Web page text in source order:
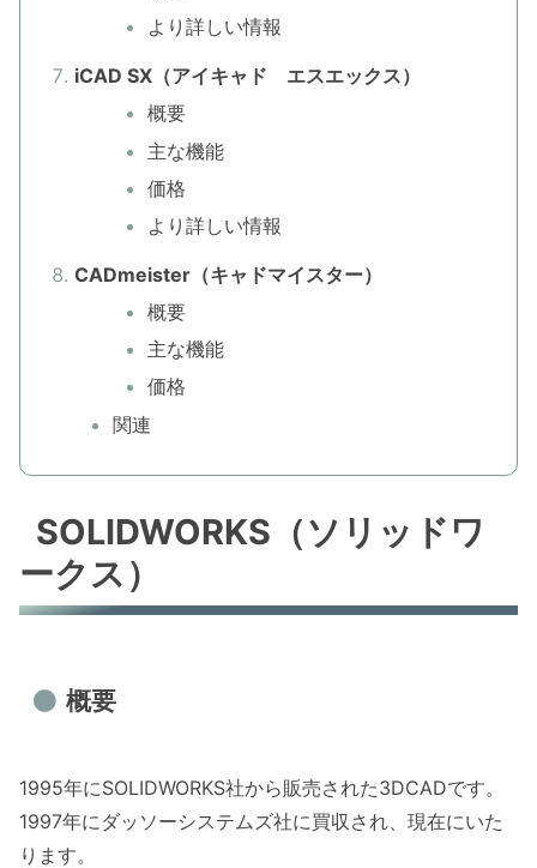
より詳しい情報
iCAD SX（アイキャド エスエックス）
概要
主な機能
価格
より詳しい情報
CADmeister（キャドマイスター）
概要
主な機能
価格
関連
SOLIDWORKS（ソリッドワ
ークス）
概要
1995年にSOLIDWORKS社から販売された3DCADです。
1997年にダッソーシステムズ社に買収され、現在にいた
ります。